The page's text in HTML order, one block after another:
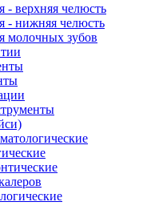
верхняя челюсть
- нижняя челюсть
молочных зубов